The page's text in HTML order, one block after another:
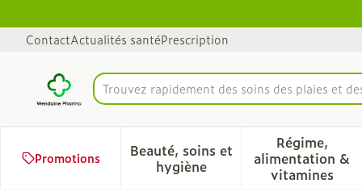
ContactActualités santéPrescription
Rechercher
Trouvez rapidement des soins des plaies et
Promotions
Beauté, soins et
hygièneAfficher le sous-menu pour
Régime,
alimentation &
vitamines
Afficher